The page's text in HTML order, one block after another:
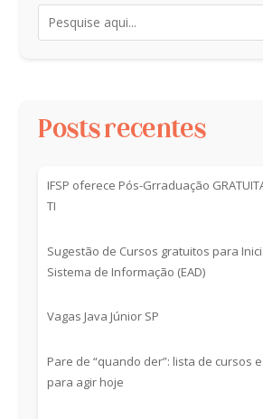
Posts recentes
IFSP oferece Pós-Grraduação
TI
Sugestão de Cursos gratuitos para
Sistema de Informação (EAD)
Vagas Java Júnior SP
Pare de “quando der”: lista de cursos
para agir hoje